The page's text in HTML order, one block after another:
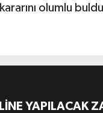
olumlu buldu
YAPILACAK